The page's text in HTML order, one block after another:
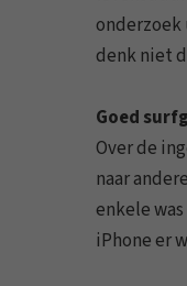
onderzoek
denk niet
Goed
Over de
naar
enkele
iPhone er